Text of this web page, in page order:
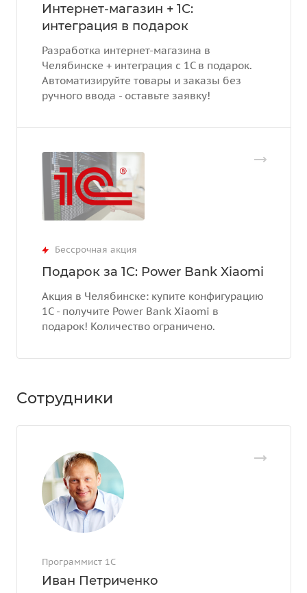
Интернет-магазин + 1С:
интеграция в подарок
Разработка интернет-магазина в
Челябинске + интеграция с 1С в подарок.
Автоматизируйте товары и заказы без
ручного ввода - оставьте заявку!
Бессрочная акция
Подарок за 1С: Power Bank Xiaomi
Акция в Челябинске: купите конфигурацию
1С - получите Power Bank Xiaomi в
подарок! Количество ограничено.
Сотрудники
Программист 1С
Иван Петриченко